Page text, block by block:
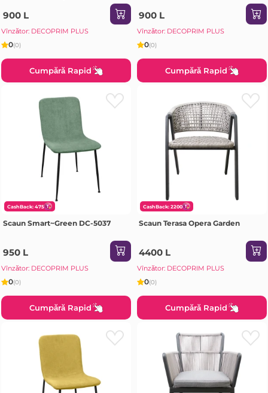
900 L
Vînzător: DECOPRIM PLUS
0(0)
Cumpără Rapid
900 L
Vînzător: DECOPRIM PLUS
0(0)
Cumpără Rapid
CashBack: 475
Scaun Smart~Green DC-5037
950 L
Vînzător: DECOPRIM PLUS
0(0)
Cumpără Rapid
CashBack: 2200
Scaun Terasa Opera Garden
4400 L
Vînzător: DECOPRIM PLUS
0(0)
Cumpără Rapid